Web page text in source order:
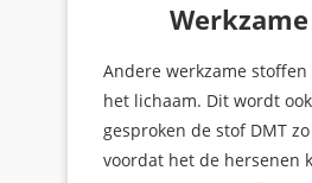
Andere werkzame
het lichaam. Dit wordt
gesproken de stof DMT
voordat het de hersenen